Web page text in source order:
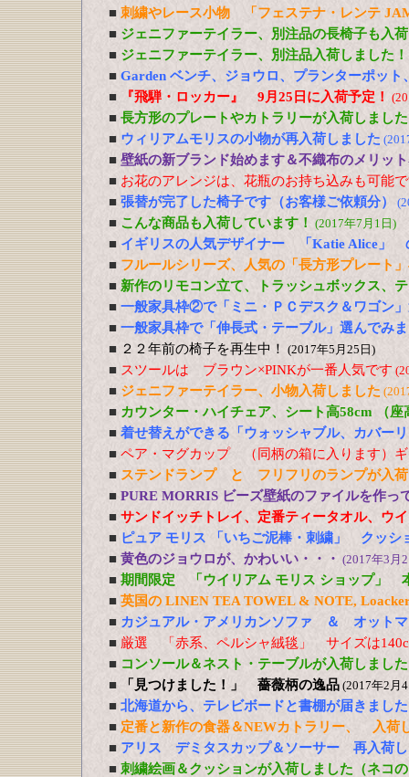
■ 刺繍やレース小物 「フェステナ・レンテ
■ ジェニファーテイラー、別注品の長椅子も入
■ ジェニファーテイラー、別注品入荷しました！
■ Garden ベンチ、ジョウロ、プランターポット
■
『飛騨・ロッカー』 9月25日に入荷予定！
■ 長方形のプレートやカトラリーが入荷しました
■ ウィリアムモリスの小物が再入荷しました
■ 壁紙の新ブランド始めます＆不織布のメリッ
■ お花のアレンジは、花瓶のお持ち込みも可能
■ 張替が完了した椅子です（お客様ご依頼分）
■ こんな商品も入荷しています！ (2017年7月1日)
■ イギリスの人気デザイナー 「Katie Alice」
■ フルールシリーズ、人気の「長方形プレート
■ 新作のリモコン立て、トラッシュボックス、
■ 一般家具枠②で「ミニ・ＰＣデスク＆ワゴン
■ 一般家具枠で「伸長式・テーブル」選んでみ
■ ２２年前の椅子を再生中！ (2017年5月25日)
■ スツールは ブラウン×PINKが一番人気です
■ ジェニファーテイラー、小物入荷しました
■ カウンター・ハイチェア、シート高58cm （座
■ 着せ替えができる「ウォッシャブル、カバー
■ ペア・マグカップ （同柄の箱に入ります）
■ ステンドランプ と フリフリのランプが入荷
■ PURE MORRIS ビーズ壁紙のファイルを作っ
■ サンドイッチトレイ、定番ティータオル、ウ
■ ピュア モリス 「いちご泥棒・刺繍」 クッシ
■ 黄色のジョウロが、かわいい・・・ (2017年3月
■ 期間限定 「ウイリアム モリス ショップ」
■ 英国の LINEN TEA TOWEL & NOTE,
■ カジュアル・アメリカンソファ ＆ オット
■ 厳選 「赤系、ペルシャ絨毯」 サイズは
■ コンソール＆ネスト・テーブルが入荷しました
■ 「見つけました！」 薔薇柄の逸品 (2017年2月
■ 北海道から、テレビボードと書棚が届きました
■ 定番と新作の食器＆NEWカトラリー、 入荷
■ アリス デミタスカップ＆ソーサー 再入荷し
■ 刺繍絵画＆クッションが入荷しました（ネコ